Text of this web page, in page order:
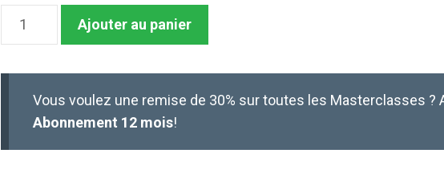
organisme
partenaire)
Ajouter au panier
Vous voulez une remise de 30% sur toutes les Masterclasses ?
Abonnement 12 mois!